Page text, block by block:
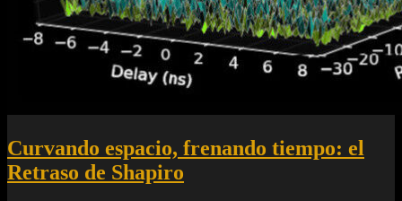
Curvando espacio, frenando tiempo: el
Retraso de Shapiro